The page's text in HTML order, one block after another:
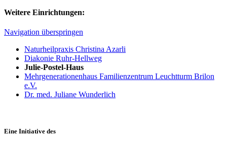
Weitere Einrichtungen:
Navigation überspringen
Naturheilpraxis Christina Azarli
Diakonie Ruhr-Hellweg
Julie-Postel-Haus
Mehrgenerationenhaus Familienzentrum Leuchtturm Brilon
e.V.
Dr. med. Juliane Wunderlich
Eine Initiative des